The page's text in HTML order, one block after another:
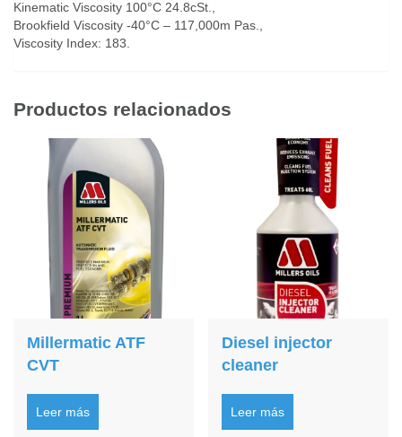
Kinematic Viscosity 100°C 24.8cSt.,
Brookfield Viscosity -40°C – 117,000m Pas.,
Viscosity Index: 183.
Productos relacionados
Millermatic ATF
CVT
Leer más
Diesel injector
cleaner
Leer más